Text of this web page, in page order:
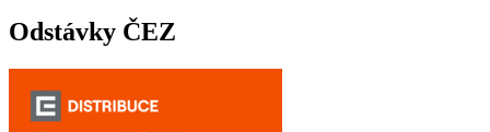
Odstávky ČEZ